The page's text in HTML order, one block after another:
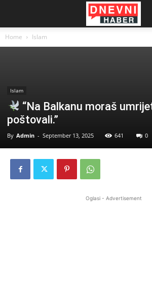
Home Islam
Islam
“Na Balkanu moraš
poštovali.”
By Admin - September 13, 2025 641 0
Oglasi - Advertisement